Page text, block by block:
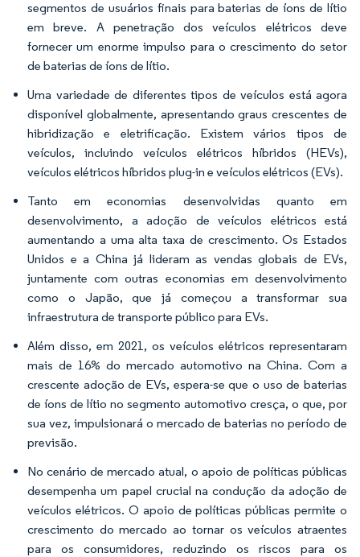
segmentos de usuários finais para baterias de íons de lítio
em breve. A penetração dos veículos elétricos deve
fornecer um enorme impulso para o crescimento do setor
de baterias de íons de lítio.
Uma variedade de diferentes tipos de veículos está agora
disponível globalmente, apresentando graus crescentes de
hibridização e eletrificação. Existem vários tipos de
veículos, incluindo veículos elétricos híbridos (HEVs),
veículos elétricos híbridos plug-in e veículos elétricos (EVs).
Tanto em economias desenvolvidas quanto em
desenvolvimento, a adoção de veículos elétricos está
aumentando a uma alta taxa de crescimento. Os Estados
Unidos e a China já lideram as vendas globais de EVs,
juntamente com outras economias em desenvolvimento
como o Japão, que já começou a transformar sua
infraestrutura de transporte público para EVs.
Além disso, em 2021, os veículos elétricos representaram
mais de 16% do mercado automotivo na China. Com a
crescente adoção de EVs, espera-se que o uso de baterias
de íons de lítio no segmento automotivo cresça, o que, por
sua vez, impulsionará o mercado de baterias no período de
previsão.
No cenário de mercado atual, o apoio de políticas públicas
desempenha um papel crucial na condução da adoção de
veículos elétricos. O apoio de políticas públicas permite o
crescimento do mercado ao tornar os veículos atraentes
para os consumidores, reduzindo os riscos para os